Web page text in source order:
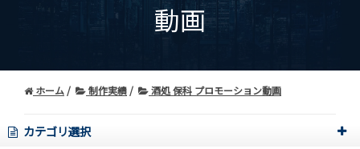
動画
ホーム 制作実績 酒処 保科 プロモーション動画
カテゴリ選択